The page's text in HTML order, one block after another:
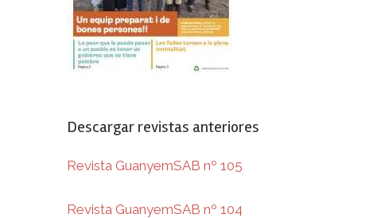
Descargar revistas anteriores
Revista GuanyemSAB nº 105
Revista GuanyemSAB nº 104